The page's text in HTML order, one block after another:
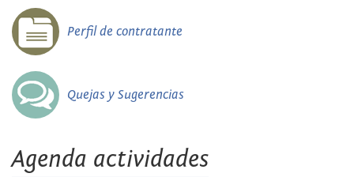
Perfil de contratante
Quejas y Sugerencias
Agenda actividades